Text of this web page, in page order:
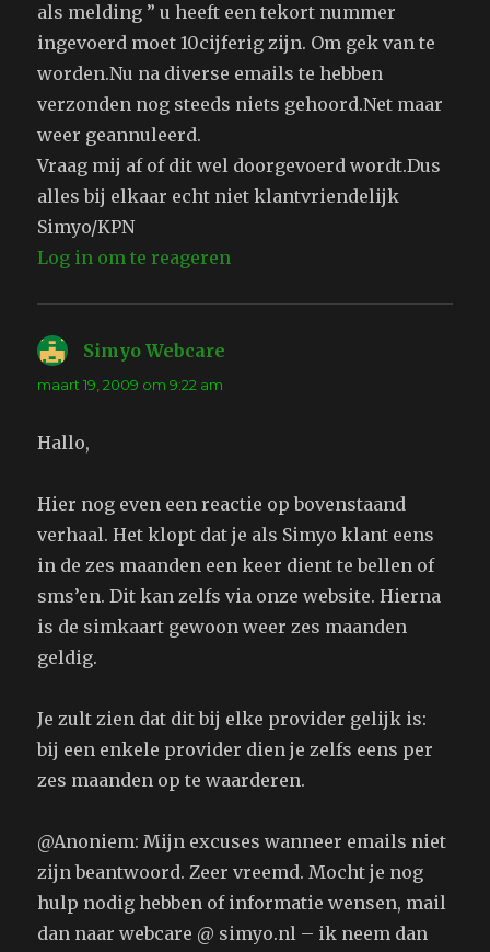
als melding ” u heeft een tekort nummer
ingevoerd moet 10cijferig zijn. Om gek van te
worden.Nu na diverse emails te hebben
verzonden nog steeds niets gehoord.Net maar
weer geannuleerd.
Vraag mij af of dit wel doorgevoerd wordt.Dus
alles bij elkaar echt niet klantvriendelijk
Simyo/KPN
Log in om te reageren
Simyo Webcare
maart 19, 2009 om 9:22 am
Hallo,
Hier nog even een reactie op bovenstaand
verhaal. Het klopt dat je als Simyo klant eens
in de zes maanden een keer dient te bellen of
sms’en. Dit kan zelfs via onze website. Hierna
is de simkaart gewoon weer zes maanden
geldig.
Je zult zien dat dit bij elke provider gelijk is:
bij een enkele provider dien je zelfs eens per
zes maanden op te waarderen.
@Anoniem: Mijn excuses wanneer emails niet
zijn beantwoord. Zeer vreemd. Mocht je nog
hulp nodig hebben of informatie wensen, mail
dan naar webcare @ simyo.nl – ik neem dan